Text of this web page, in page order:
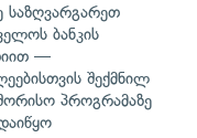
საზღვარგარეთ
ბანკის
—
შექმნილ
პროგრამაზე